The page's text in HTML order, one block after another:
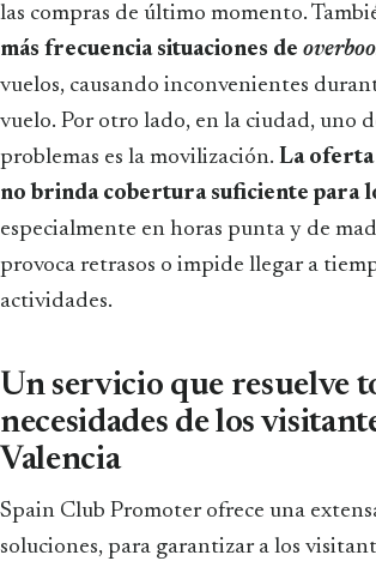
las compras de último momento.
más frecuencia situaciones de
vuelos, causando inconvenientes
vuelo. Por otro lado, en la ciudad, uno
problemas es la movilización. La oferta
no brinda cobertura suficiente para
especialmente en horas punta y de
provoca retrasos o impide llegar a
actividades.
Un servicio que resuelve
necesidades de los
Valencia
Spain Club Promoter ofrece una
soluciones, para garantizar a los